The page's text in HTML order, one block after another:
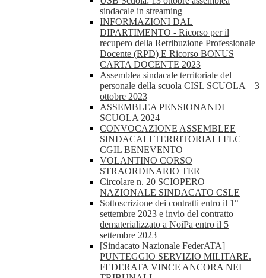
sindacale in streaming
INFORMAZIONI DAL
DIPARTIMENTO - Ricorso per il
recupero della Retribuzione Professionale
Docente (RPD) E Ricorso BONUS
CARTA DOCENTE 2023
Assemblea sindacale territoriale del
personale della scuola CISL SCUOLA – 3
ottobre 2023
ASSEMBLEA PENSIONANDI
SCUOLA 2024
CONVOCAZIONE ASSEMBLEE
SINDACALI TERRITORIALI FLC
CGIL BENEVENTO
VOLANTINO CORSO
STRAORDINARIO TER
Circolare n. 20 SCIOPERO
NAZIONALE SINDACATO CSLE
Sottoscrizione dei contratti entro il 1°
settembre 2023 e invio del contratto
dematerializzato a NoiPa entro il 5
settembre 2023
[Sindacato Nazionale FederATA]
PUNTEGGIO SERVIZIO MILITARE.
FEDERATA VINCE ANCORA NEI